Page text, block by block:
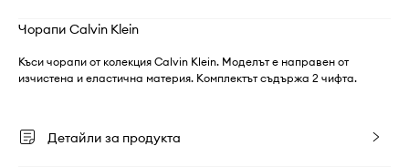
Чорапи Calvin Klein
Къси чорапи от колекция Calvin Klein. Моделът е направен от
изчистена и еластична материя. Комплектът съдържа 2 чифта.
Детайли за продукта